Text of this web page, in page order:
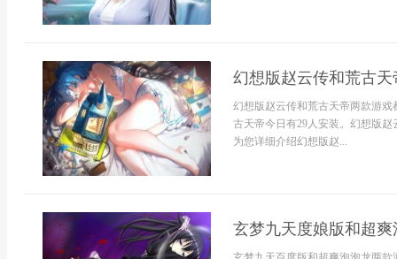
幻想版赵云传和荒古
幻想版赵云传和荒古天帝两款游
古天帝今日有29人安装。幻想版
为您详细介绍幻想版赵...
玄梦九天度娘版和超